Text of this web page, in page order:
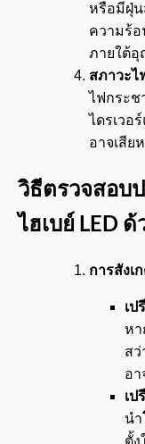
หรือมีฝุ่น
ความร้อ
ภายใต้อุ
สภาวะไ
ไฟกระช
ไดรเวอ
อาจเสีย
วิธีตรวจสอบ
ไฮเบย์ LED ด้
การสังเ
เป
หา
สว่
อ
เป
นำ